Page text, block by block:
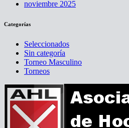
noviembre 2025
Categorías
Seleccionados
Sin categoría
Torneo Masculino
Torneos